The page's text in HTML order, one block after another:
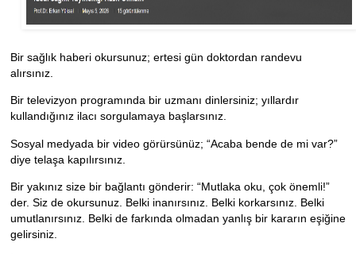
Bir sağlık haberi okursunuz; ertesi gün doktordan randevu
alırsınız.
Bir televizyon programında bir uzmanı dinlersiniz; yıllardır
kullandığınız ilacı sorgulamaya başlarsınız.
Sosyal medyada bir video görürsünüz; “Acaba bende de mi var?”
diye telaşa kapılırsınız.
Bir yakınız size bir bağlantı gönderir: “Mutlaka oku, çok önemli!”
der. Siz de okursunuz. Belki inanırsınız. Belki korkarsınız. Belki
umutlanırsınız. Belki de farkında olmadan yanlış bir kararın eşiğine
gelirsiniz.